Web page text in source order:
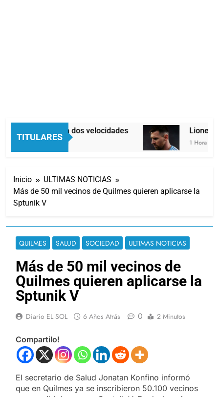
TITULARES
Economía en dos velocidades
34 Minutos Atrás
Lionel
1 Hora Atrás
Inicio
ULTIMAS NOTICIAS
Más de 50 mil vecinos de Quilmes quieren aplicarse la
Sptunik V
QUILMES SALUD SOCIEDAD ULTIMAS NOTICIAS
Más de 50 mil vecinos de
Quilmes quieren aplicarse la
Sptunik V
Diario EL SOL 6 Años Atrás 0 2 Minutos
Compartilo!
El secretario de Salud Jonatan Konfino informó
que en Quilmes ya se inscribieron 50.100 vecinos